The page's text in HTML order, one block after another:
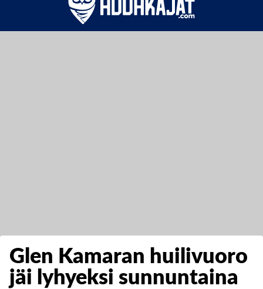
Glen Kamaran huilivuoro
jäi lyhyeksi sunnuntaina